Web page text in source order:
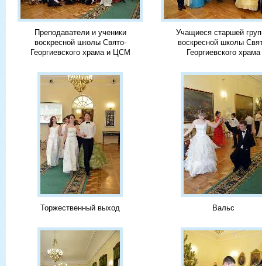
Преподаватели и ученики
воскресной школы Свято-
Георгиевского храма и ЦСМ
Учащиеся старшей
воскресной школы
Георгиевского храма
Торжественный выход Вальс